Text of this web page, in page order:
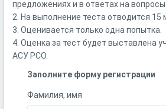
предложениях и в ответах на вопросы.
2. На выполнение теста отводится 15
3. Оценивается только одна попытка.
4. Оценка за тест будет выставлена
АСУ РСО.
Заполните форму регистрации
Фамилия, имя